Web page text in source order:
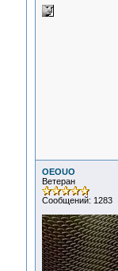
OEOUO
Ветеран
Сообщений: 1283